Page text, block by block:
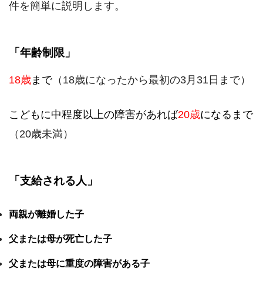
件を簡単に説明します。
「年齢制限」
18歳まで（18歳になったから最初の3月31日まで）
こどもに中程度以上の障害があれば20歳になるまで
（20歳未満）
「支給される人」
両親が離婚した子
父または母が死亡した子
父または母に重度の障害がある子